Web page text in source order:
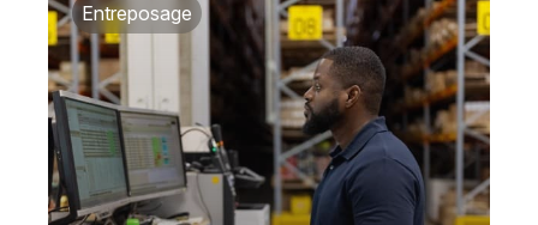
Entreposage